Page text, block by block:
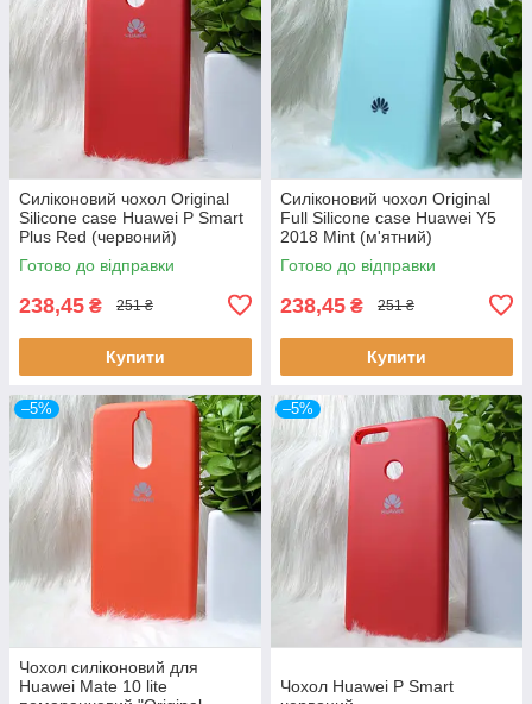
Силіконовий чохол Original
Silicone case Huawei P Smart
Plus Red (червоний)
Готово до відправки
238,45 ₴ 251 ₴
Купити
Силіконовий чохол Original
Full Silicone case Huawei Y5
2018 Mint (м'ятний)
Готово до відправки
238,45 ₴ 251 ₴
Купити
–5%
Чохол силіконовий для
Huawei Mate 10 lite
–5%
Чохол Huawei P Smart